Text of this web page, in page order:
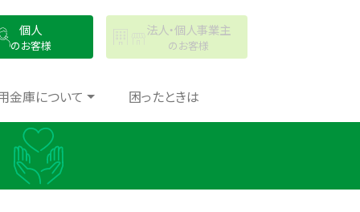
個人
のお客様
法人・個人事業主
のお客様
金庫について 困ったときは